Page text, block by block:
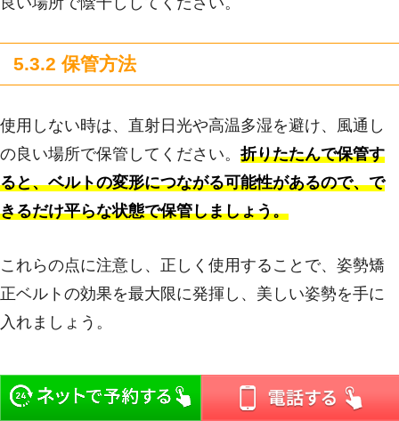
5.3.2 保管方法
使用しない時は、直射日光や高温多湿を避け、風通し
の良い場所で保管してください。 折りたたんで保管す
ると、ベルトの変形につながる可能性があるので、で
きるだけ平らな状態で保管しましょう。
これらの点に注意し、正しく使用することで、姿勢矯
正ベルトの効果を最大限に発揮し、美しい姿勢を手に
入れましょう。